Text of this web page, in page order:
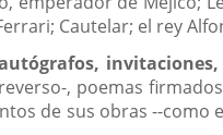
Cautelar; el rey
invitaciones,
, poemas
de sus obras --como